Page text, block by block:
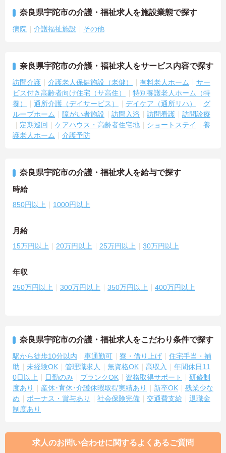
奈良県宇陀市の介護・福祉求人を施設業態で探す
病院 介護福祉施設 その他
奈良県宇陀市の介護・福祉求人をサービス内容で探す
訪問介護 介護老人保健施設（老健） 有料老人ホーム
サー
ビス付き高齢者向け住宅（サ高住）
特別養護老人ホーム（特
養）
通所介護（デイサービス） デイケア（通所リハ）
グ
ループホーム
障がい者施設 訪問入浴 訪問看護
訪問診療
定期巡回
ケアハウス・高齢者住宅地 ショートステイ
養
護老人ホーム
介護予防
奈良県宇陀市の介護・福祉求人を給与で探す
時給
850円以上 1000円以上
月給
15万円以上 20万円以上 25万円以上 30万円以上
年収
250万円以上 300万円以上 350万円以上 400万円以上
奈良県宇陀市の介護・福祉求人をこだわり条件で探す
駅から徒歩10分以内 車通勤可 寮・借り上げ
住宅手当・補
助
未経験OK 管理職求人 無資格OK 高収入
年間休日11
0日以上
日勤のみ ブランクOK 資格取得サポート
研修制
度あり
産休･育休･介護休暇取得実績あり 新卒OK
残業少な
め
ボーナス・賞与あり 社会保険完備 交通費支給
退職金
制度あり
求人のお問い合わせに関するよくあるご質問